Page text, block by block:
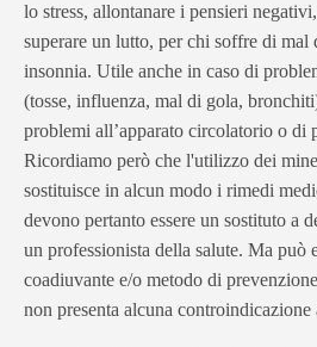
lo stress, allontanare i pensieri
superare un lutto, per chi soffre di mal
insonnia. Utile anche in caso di
(tosse, influenza, mal di gola,
problemi all’apparato circolatorio o di
Ricordiamo però che l'utilizzo dei
sostituisce in alcun modo i rimedi
devono pertanto essere un sostituto a
un professionista della salute. Ma può
coadiuvante e/o metodo di
non presenta alcuna